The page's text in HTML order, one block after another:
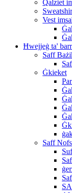
Qalziet
Vest
Ħwejjeġ ta'
Saff
Ġkieket
Saff
Suf